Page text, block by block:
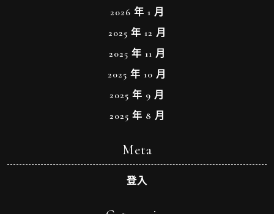
2026 年 1 月
2025 年 12 月
2025 年 11 月
2025 年 10 月
2025 年 9 月
2025 年 8 月
Meta
登入